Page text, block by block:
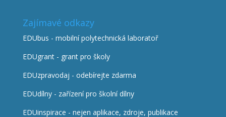
Zajímavé odkazy
EDUbus - mobilní polytechnická laboratoř
EDUgrant - grant pro školy
EDUzpravodaj - odebírejte zdarma
EDUdílny - zařízení pro školní dílny
EDUinspirace - nejen aplikace, zdroje, publikace